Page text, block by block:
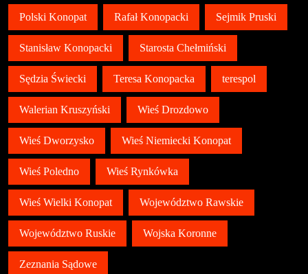
Polski Konopat Rafał Konopacki Sejmik Pruski
Stanisław Konopacki Starosta Chełmiński
Sędzia Świecki Teresa Konopacka terespol
Walerian Kruszyński Wieś Drozdowo
Wieś Dworzysko Wieś Niemiecki Konopat
Wieś Poledno Wieś Rynkówka
Wieś Wielki Konopat Województwo Rawskie
Województwo Ruskie Wojska Koronne
Zeznania Sądowe